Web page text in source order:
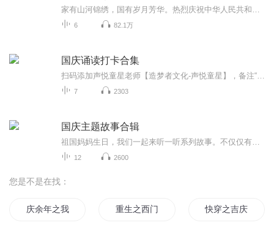
6 82.1万
国庆诵读打卡合集
7 2303
国庆主题故事合辑
12 2600
您是不是在找：
庆余年之我叫王启年 重生之西门庆 快穿之吉庆有余